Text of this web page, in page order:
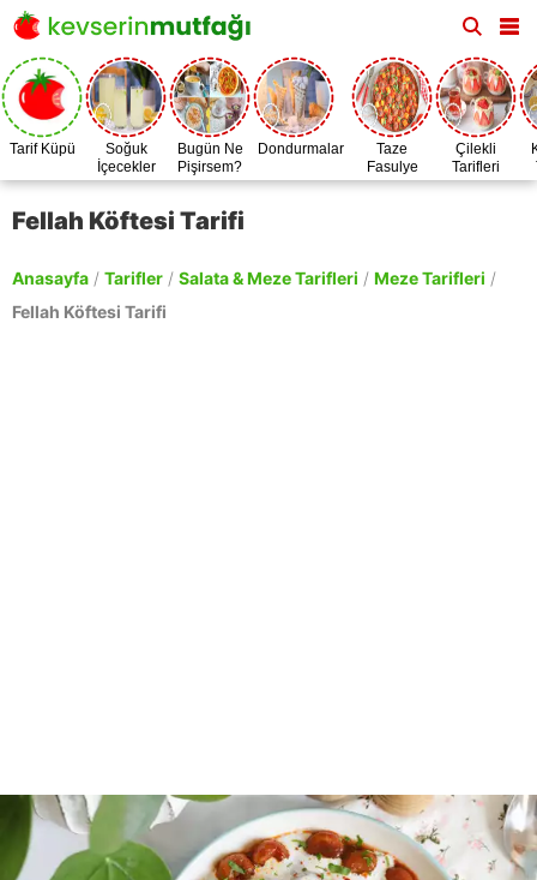
Tarif Küpü
Soğuk
İçecekler
Bugün Ne
Pişirsem?
Dondurmalar
Taze
Fasulye
Zamanı
Çilekli
Tarifleri
Fellah Köftesi Tarifi
Anasayfa / Tarifler / Salata & Meze Tarifleri / Meze Tarifleri /
Fellah Köftesi Tarifi